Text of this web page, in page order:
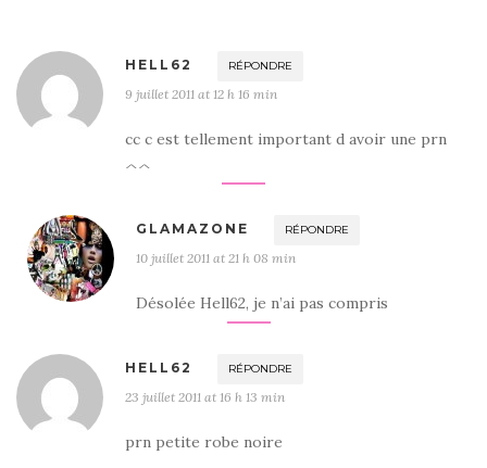
HELL62 RÉPONDRE
9 juillet 2011 at 12 h 16 min
cc c est tellement important d avoir une prn
^^
GLAMAZONE RÉPONDRE
10 juillet 2011 at 21 h 08 min
Désolée Hell62, je n’ai pas compris
HELL62 RÉPONDRE
23 juillet 2011 at 16 h 13 min
prn petite robe noire